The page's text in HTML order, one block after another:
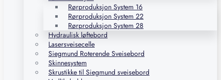
Rørproduksjon System 16
Rørproduksjon System 22
Rørproduksjon System 28
Hydraulisk løftebord
Lasersveisecelle
Siegmund Roterende Sveisebord
Skinnesystem
Skrustikke til Siegmund sveisebord